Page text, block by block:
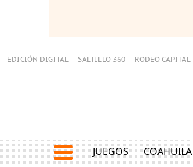
EDICIÓN DIGITAL SALTILLO 360 RODEO CAPITAL
JUEGOS COAHUILA